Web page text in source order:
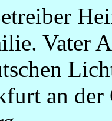
Vater
an